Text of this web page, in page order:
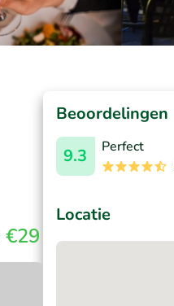
€29
Beoordelingen
9.3
Perfect
Locatie